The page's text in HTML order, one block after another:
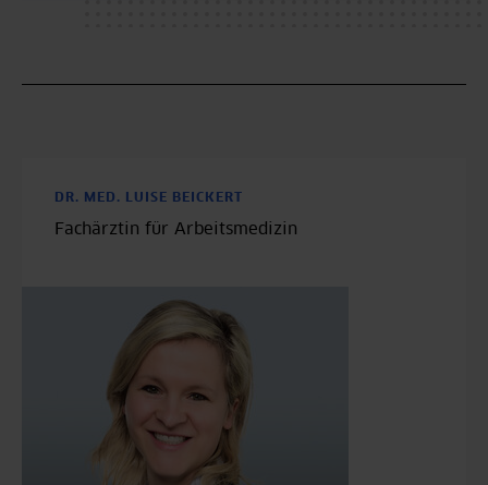
DR. MED. LUISE BEICKERT
Fachärztin für Arbeitsmedizin